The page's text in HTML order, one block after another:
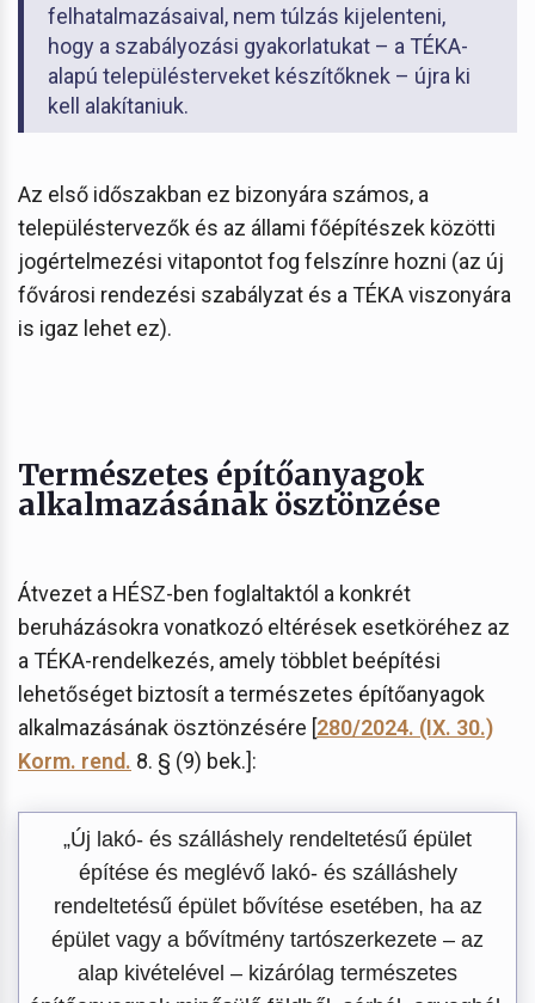
felhatalmazásaival, nem túlzás kijelenteni,
hogy a szabályozási gyakorlatukat – a TÉKA-
alapú településterveket készítőknek – újra ki
kell alakítaniuk.
Az első időszakban ez bizonyára számos, a
településtervezők és az állami főépítészek közötti
jogértelmezési vitapontot fog felszínre hozni (az új
fővárosi rendezési szabályzat és a TÉKA viszonyára
is igaz lehet ez).
Természetes építőanyagok
alkalmazásának ösztönzése
Átvezet a HÉSZ-ben foglaltaktól a konkrét
beruházásokra vonatkozó eltérések esetköréhez az
a TÉKA-rendelkezés, amely többlet beépítési
lehetőséget biztosít a természetes építőanyagok
alkalmazásának ösztönzésére [280/2024. (IX. 30.)
Korm. rend. 8. § (9) bek.]:
„Új lakó- és szálláshely rendeltetésű épület
építése és meglévő lakó- és szálláshely
rendeltetésű épület bővítése esetében, ha az
épület vagy a bővítmény tartószerkezete – az
alap kivételével – kizárólag természetes